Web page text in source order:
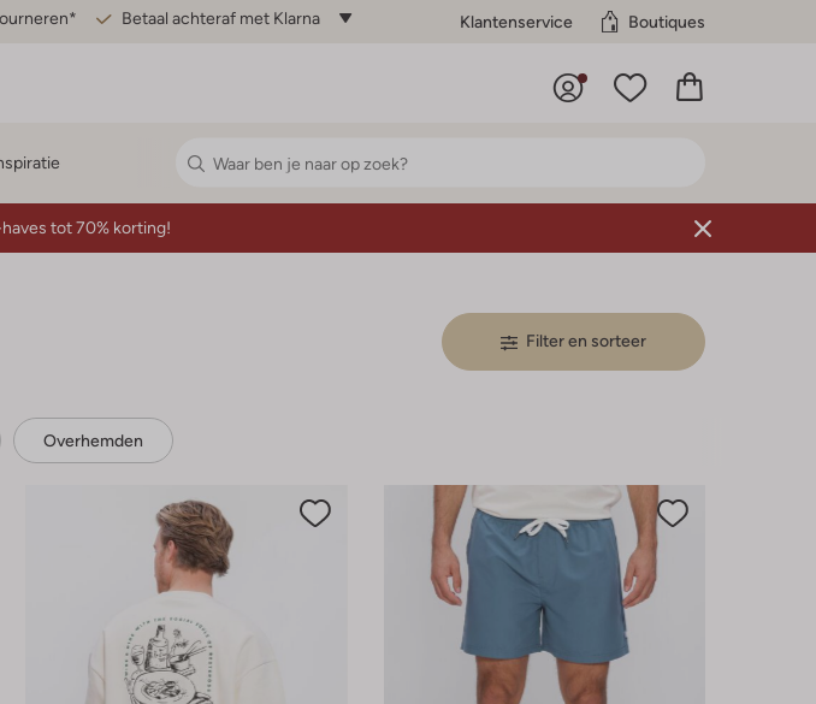
Betaal achteraf met Klarna Klantenservice Boutiques
tot 70% korting!
Filter en sorteer
Overhemden